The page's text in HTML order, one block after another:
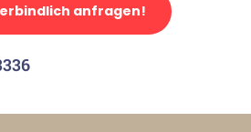
anfragen!